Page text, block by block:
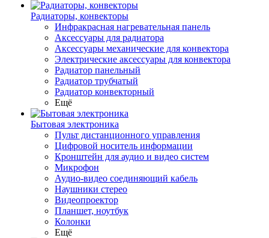
Радиаторы, конвекторы
Инфракрасная нагревательная панель
Аксессуары для радиатора
Аксессуары механические для конвектора
Электрические аксессуары для конвектора
Радиатор панельный
Радиатор трубчатый
Радиатор конвекторный
Ещё
Бытовая электроника
Пульт дистанционного управления
Цифровой носитель информации
Кронштейн для аудио и видео систем
Микрофон
Аудио-видео соединяющий кабель
Наушники стерео
Видеопроектор
Планшет, ноутбук
Колонки
Ещё